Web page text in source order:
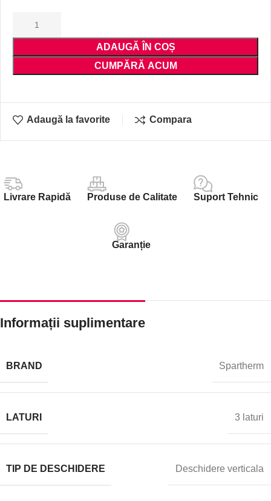
ADAUGĂ ÎN COȘ
CUMPĂRĂ ACUM
Adaugă la favorite Compara
Livrare Rapidă Produse de Calitate Suport Tehnic
Garanție
Informații suplimentare
BRAND Spartherm
LATURI 3 laturi
TIP DE DESCHIDERE Deschidere verticala